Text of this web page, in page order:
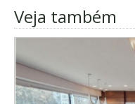
Veja também